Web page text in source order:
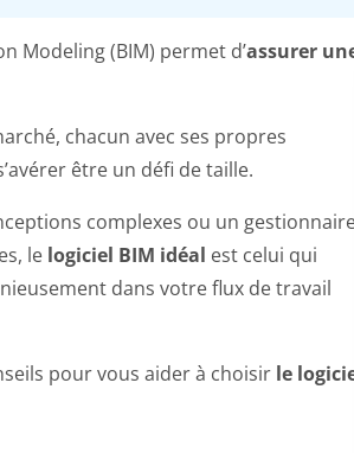
Modeling (BIM) permet d’assurer
chacun avec ses propres
être un défi de taille.
complexes ou un
le logiciel BIM idéal est celui qui
dans votre flux de travail
pour vous aider à choisir le